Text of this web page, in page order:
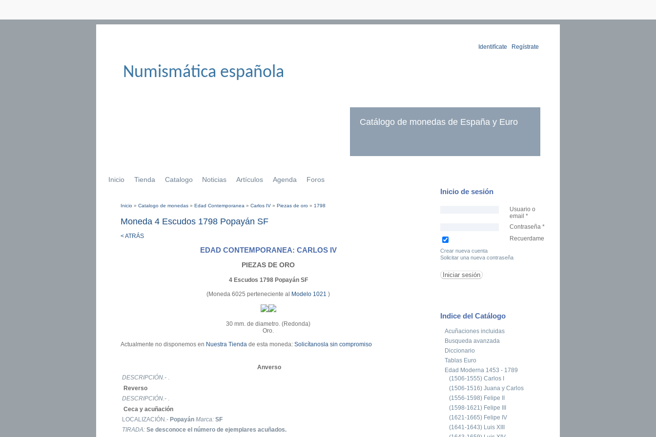
Numismática española
Identifícate Regístrate
Catálogo de monedas de España y Euro
Inicio Tienda Catalogo Noticias Artículos Agenda Foros
Inicio » Catalogo de monedas » Edad Contemporanea » Carlos IV » Piezas de oro » 1798
Moneda 4 Escudos 1798 Popayán SF
< ATRÁS
EDAD CONTEMPORANEA: CARLOS IV
PIEZAS DE ORO
4 Escudos 1798 Popayán SF
(Moneda 6025 perteneciente al Modelo 1021 )
30 mm. de diametro. (Redonda)
Oro.
Actualmente no disponemos en Nuestra Tienda de esta moneda: Solicítanosla sin compromiso
Anverso
DESCRIPCIÓN.- .
Reverso
DESCRIPCIÓN.- .
Ceca y acuñación
LOCALIZACIÓN.- Popayán Marca: SF
TIRADA: Se desconoce el número de ejemplares acuñados.
Inicio de sesión
Usuario o
email *
Contraseña *
Recuerdame
Crear nueva cuenta
Solicitar una nueva contraseña
Indice del Catálogo
Acuñaciones incluidas
Busqueda avanzada
Diccionario
Tablas Euro
Edad Moderna 1453 - 1789
(1506-1555) Carlos I
(1506-1516) Juana y Carlos
(1556-1598) Felipe II
(1598-1621) Felipe III
(1621-1665) Felipe IV
(1641-1643) Luis XIII